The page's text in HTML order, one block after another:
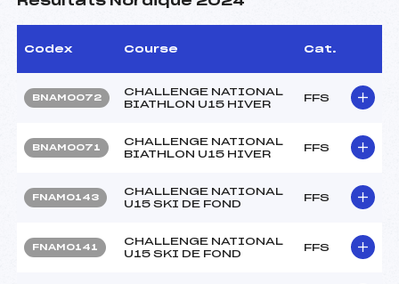
Codex Course Cat.
BNAM0072
CHALLENGE NATIONAL
BIATHLON U15 HIVER
FFS
BNAM0071
CHALLENGE NATIONAL
BIATHLON U15 HIVER
FFS
FNAM0143
CHALLENGE NATIONAL
U15 SKI DE FOND
FFS
FNAM0141
CHALLENGE NATIONAL
U15 SKI DE FOND
FFS